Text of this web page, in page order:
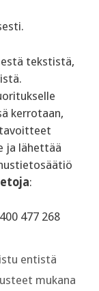
tekstistä,
kerrotaan,
ja lähettää
:
477 268
entistä
mukana